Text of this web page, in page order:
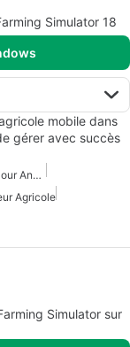
Simulator 18
mobile dans
gérer avec succès
Jeux De Simulateur Agricole Pour Android
Agricole
Simulator sur